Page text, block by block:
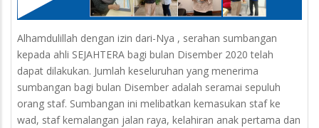
Alhamdulillah dengan izin dari-Nya , serahan sumbangan
kepada ahli SEJAHTERA bagi bulan Disember 2020 telah
dapat dilakukan. Jumlah keseluruhan yang menerima
sumbangan bagi bulan Disember adalah seramai sepuluh
orang staf. Sumbangan ini melibatkan kemasukan staf ke
wad, staf kemalangan jalan raya, kelahiran anak pertama dan